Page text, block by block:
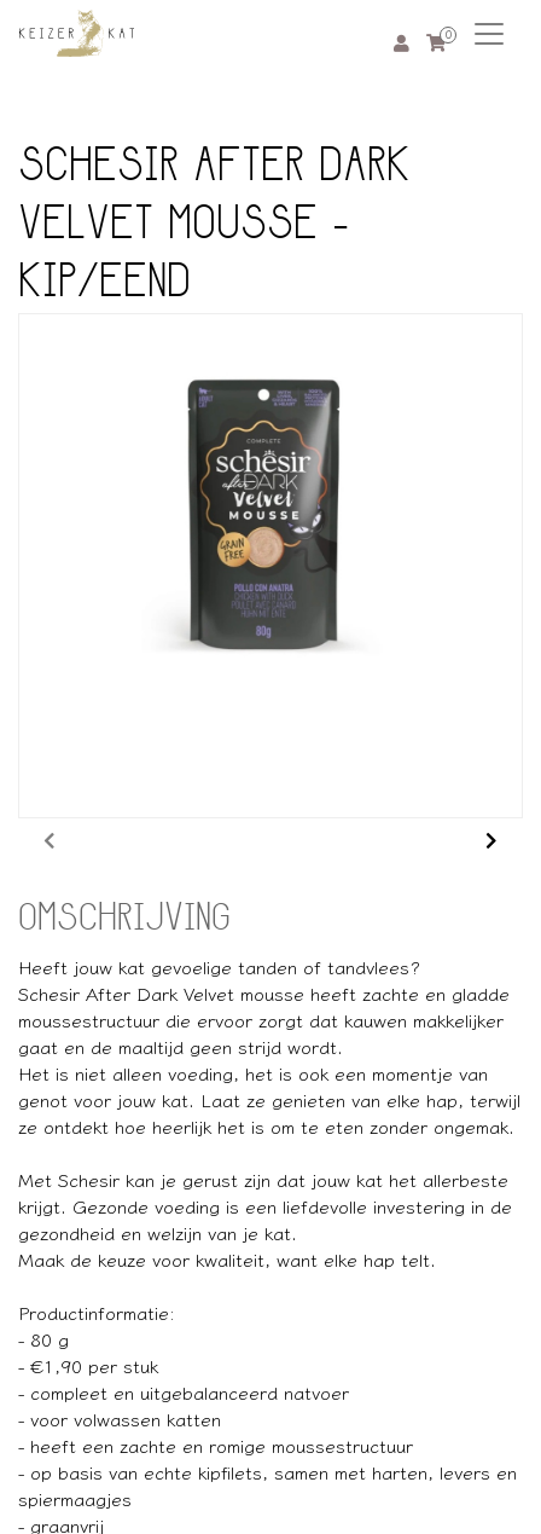
0
SCHESIR AFTER DARK
VELVET MOUSSE -
KIP/EEND
OMSCHRIJVING
Heeft jouw kat gevoelige tanden of tandvlees?
Schesir After Dark Velvet mousse heeft zachte en gladde
moussestructuur die ervoor zorgt dat kauwen makkelijker
gaat en de maaltijd geen strijd wordt.
Het is niet alleen voeding, het is ook een momentje van
genot voor jouw kat. Laat ze genieten van elke hap, terwijl
ze ontdekt hoe heerlijk het is om te eten zonder ongemak.
Met Schesir kan je gerust zijn dat jouw kat het allerbeste
krijgt. Gezonde voeding is een liefdevolle investering in de
gezondheid en welzijn van je kat.
Maak de keuze voor kwaliteit, want elke hap telt.
Productinformatie:
- 80 g
- €1,90 per stuk
- compleet en uitgebalanceerd natvoer
- voor volwassen katten
- heeft een zachte en romige moussestructuur
- op basis van echte kipfilets, samen met harten, levers en
spiermaagjes
- graanvrij